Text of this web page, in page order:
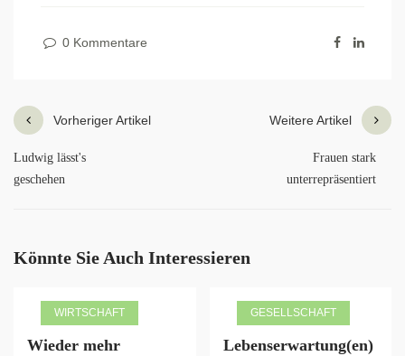
0 Kommentare
Vorheriger Artikel
Ludwig lässt's
geschehen
Weitere Artikel
Frauen stark
unterrepräsentiert
Könnte Sie Auch Interessieren
WIRTSCHAFT
Wieder mehr
GESELLSCHAFT
Lebenserwartung(en)